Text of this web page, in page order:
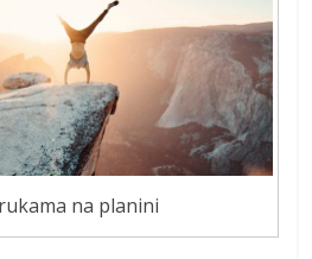
na planini